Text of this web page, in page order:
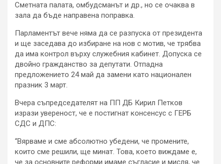
Сметната палата, омбудсманът и др., но се очаква в
зала да бъде направена поправка.
Парламентът вече няма да се разпуска от президента
и ще заседава до избиране на нов с мотив, че трябва
да има контрол върху служебния кабинет. Допуска се
двойно гражданство за депутати. Отпадна
предложението 24 май да замени като национален
празник 3 март.
Вчера съпредседателят на ПП ДБ Кирил Петков
изрази увереност, че е постигнат консенсус с ГЕРБ
СДС и ДПС:
“Вярваме и сме абсолютно убедени, че промените,
които сме решили, ще минат. Това, което виждаме е,
че за основните реформи имаме съгласие и мисля, че